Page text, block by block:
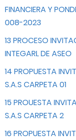
FINANCIERA Y
008-2023
13 PROCESO
INTEGARL DE ASEO
14 PROPUESTA
S.A.S CARPETA 01
15 PROUESTA
S.A.S CARPETA 2
16 PROPUESTA